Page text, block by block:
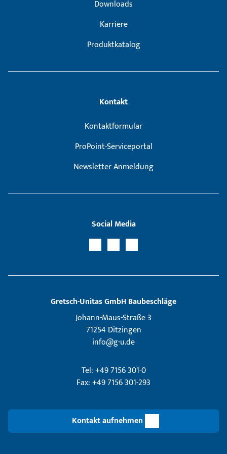
Downloads
Karriere
Produktkatalog
Kontakt
Kontaktformular
ProPoint-Serviceportal
Newsletter Anmeldung
Social Media
Gretsch­-Unitas GmbH Baubeschläge
Johann-Maus-Straße 3
71254 Ditzingen
info@g-u.de
Tel: +49 7156 301-0
Fax: +49 7156 301-293
Kontakt aufnehmen